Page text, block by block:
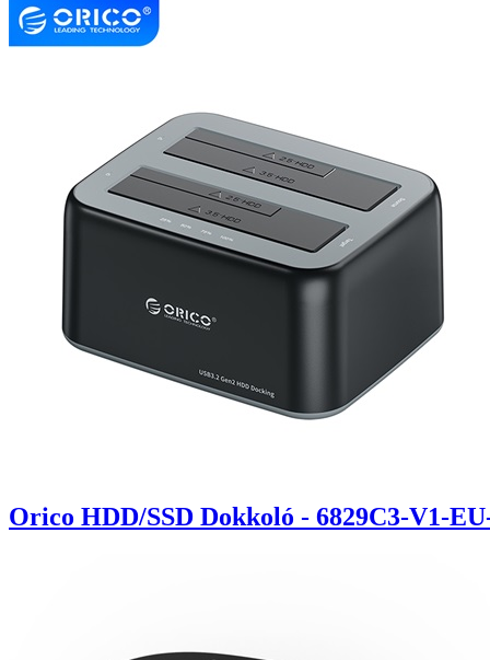
Orico HDD/SSD Dokkoló - 6829C3-V1-